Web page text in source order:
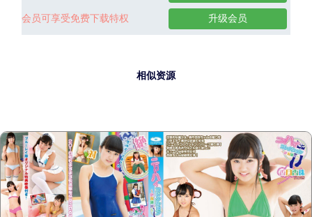
会员可享受免费下载特权 升级会员
相似资源